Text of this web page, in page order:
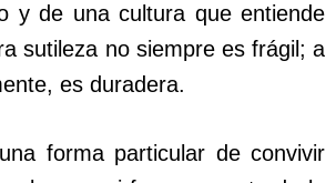
y de una cultura que entiende
sutileza no siempre es frágil; a
es duradera.
forma particular de convivir